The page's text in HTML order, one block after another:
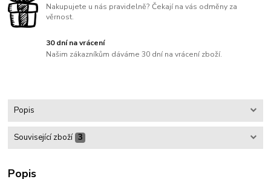
Nakupujete u nás pravidelně? Čekají na vás odměny za
věrnost.
30 dní na vrácení
Našim zákazníkům dáváme 30 dní na vrácení zboží.
Popis
Související zboží 3
Popis